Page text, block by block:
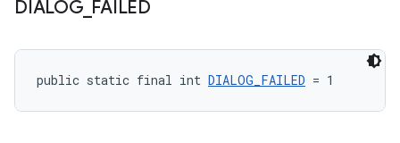
DIALOG_ FAILED
public static final int DIALOG_FAILED = 1